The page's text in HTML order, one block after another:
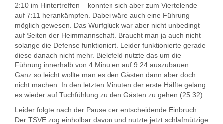
2:10 im Hintertreffen – konnten sich aber zum Viertelende
auf 7:11 herankämpfen. Dabei wäre auch eine Führung
möglich gewesen. Das Wurfglück war aber nicht unbedingt
auf Seiten der Heimmannschaft. Braucht man ja auch nicht
solange die Defense funktioniert. Leider funktionierte gerade
diese danach nicht mehr. Bielefeld nutzte das um die
Führung innerhalb von 4 Minuten auf 9:24 auszubauen.
Ganz so leicht wollte man es den Gästen dann aber doch
nicht machen. In den letzten Minuten der erste Hälfte gelang
es wieder auf Tuchfühlung zu den Gästen zu gehen (25:32).
Leider folgte nach der Pause der entscheidende Einbruch.
Der TSVE zog einholbar davon und nutzte jetzt schlafmützige